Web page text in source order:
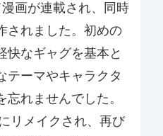
画が連載され、同時
されました。初めの
快なギャグを基本と
テーマやキャラクタ
れませんでした。
リメイクされ、再び